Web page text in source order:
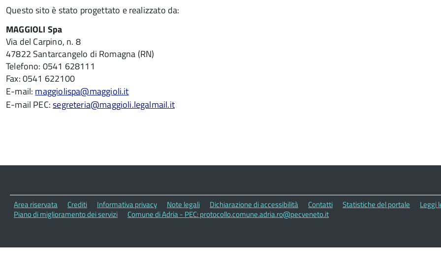
Questo sito è stato progettato e realizzato da:
MAGGIOLI Spa
Via del Carpino, n. 8
47822 Santarcangelo di Romagna (RN)
Telefono: 0541 628111
Fax: 0541 622100
E-mail: maggiolispa@maggioli.it
E-mail PEC:segreteria@maggioli.legalmail.it
Area riservata Crediti Informativa privacy Note legali Dichiarazione di accessibilità Contatti Statistiche del portale Leggi
Piano di miglioramento dei servizi
Comune di Adria - PEC: protocollo.comune.adria.ro@pecveneto.it